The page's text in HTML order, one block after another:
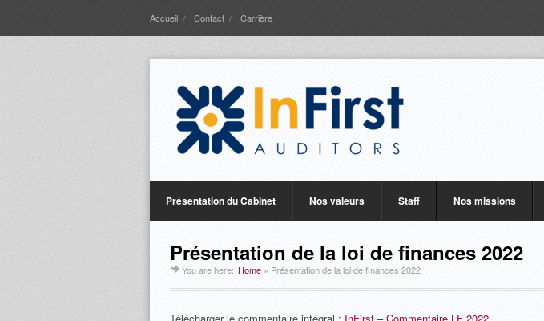
Accueil Contact Carrière
Présentation du Cabinet Nos valeurs Staff Nos missions
Présentation de la loi de finances 2022
You are here: Home » Présentation de la loi de finances 2022